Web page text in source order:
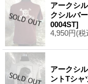
アークシ
クシルバ
0004ST]
4,950円(税
アークシ
ントTシャ